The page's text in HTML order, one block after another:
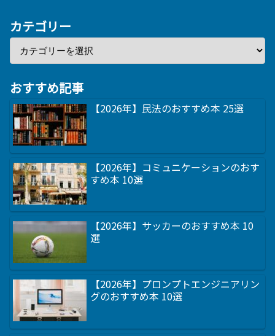
カテゴリー
おすすめ記事
【2026年】民法のおすすめ本 25選
【2026年】コミュニケーションのおす
すめ本 10選
【2026年】サッカーのおすすめ本 10
選
【2026年】プロンプトエンジニアリン
グのおすすめ本 10選